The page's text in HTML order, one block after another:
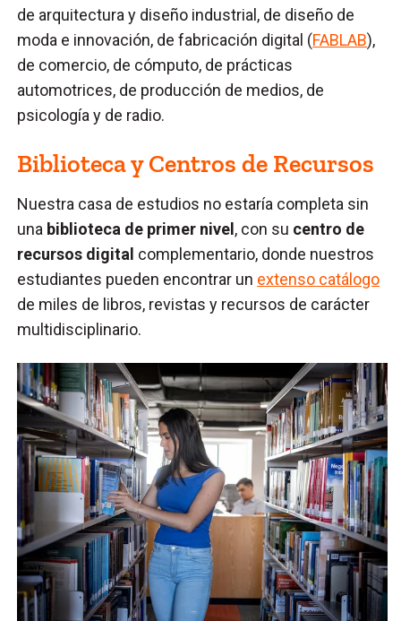
de arquitectura y diseño industrial, de diseño de
moda e innovación, de fabricación digital (FABLAB),
de comercio, de cómputo, de prácticas
automotrices, de producción de medios, de
psicología y de radio.
Biblioteca y Centros de Recursos
Nuestra casa de estudios no estaría completa sin
una biblioteca de primer nivel, con su centro de
recursos digital complementario, donde nuestros
estudiantes pueden encontrar un extenso catálogo
de miles de libros, revistas y recursos de carácter
multidisciplinario.